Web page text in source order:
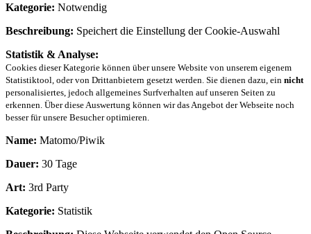
Kategorie: Notwendig
Beschreibung: Speichert die Einstellung der Cookie-Auswahl
Statistik & Analyse:
Cookies dieser Kategorie können über unsere Website von unserem eigenem
Statistiktool, oder von Drittanbietern gesetzt werden. Sie dienen dazu, ein nicht
personalisiertes, jedoch allgemeines Surfverhalten auf unseren Seiten zu
erkennen. Über diese Auswertung können wir das Angebot der Webseite noch
besser für unsere Besucher optimieren.
Name: Matomo/Piwik
Dauer: 30 Tage
Art: 3rd Party
Kategorie: Statistik